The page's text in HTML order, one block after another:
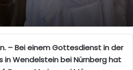
– Bei einem Gottesdienst in der
in Wendelstein bei Nürnberg hat